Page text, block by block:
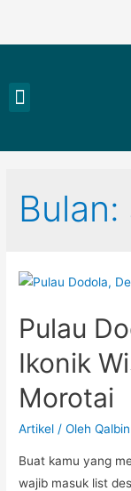
Pulau
Ikonik
Morotai
Artikel / Oleh
Buat kamu yang
wajib masuk list